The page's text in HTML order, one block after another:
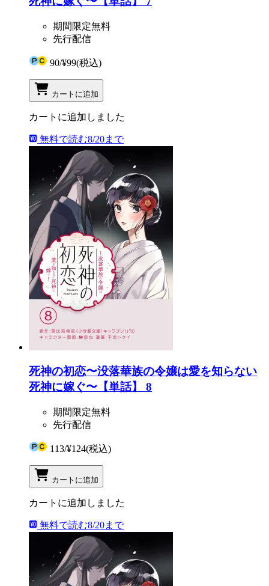
期間限定無料
先行配信
90/¥99(税込)
カートに追加
カートに追加しました
無料で読む8/20まで
死神の初恋〜没落華族の令嬢は愛を知らない
死神に嫁ぐ〜【単話】 8
期間限定無料
先行配信
113/¥124(税込)
カートに追加
カートに追加しました
無料で読む8/20まで